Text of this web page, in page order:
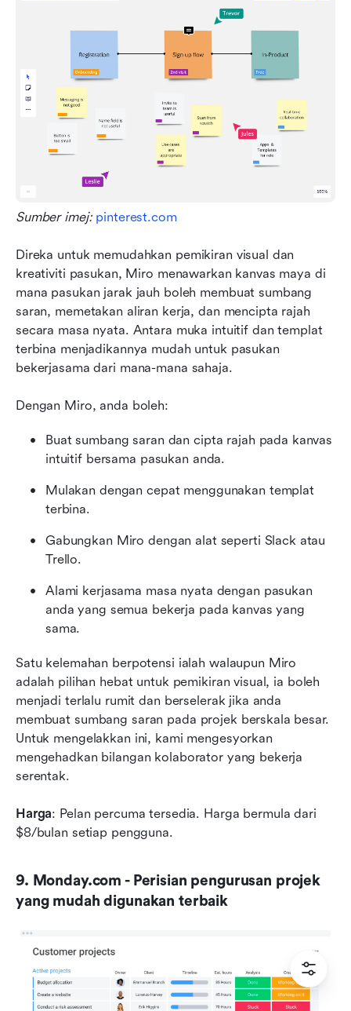
Sumber imej: pinterest.com
Direka untuk memudahkan pemikiran visual dan
kreativiti pasukan, Miro menawarkan kanvas maya di
mana pasukan jarak jauh boleh membuat sumbang
saran, memetakan aliran kerja, dan mencipta rajah
secara masa nyata. Antara muka intuitif dan templat
terbina menjadikannya mudah untuk pasukan
bekerjasama dari mana-mana sahaja.
Dengan Miro, anda boleh:
Buat sumbang saran dan cipta rajah pada kanvas
intuitif bersama pasukan anda.
Mulakan dengan cepat menggunakan templat
terbina.
Gabungkan Miro dengan alat seperti Slack atau
Trello.
Alami kerjasama masa nyata dengan pasukan
anda yang semua bekerja pada kanvas yang
sama.
Satu kelemahan berpotensi ialah walaupun Miro
adalah pilihan hebat untuk pemikiran visual, ia boleh
menjadi terlalu rumit dan berselerak jika anda
membuat sumbang saran pada projek berskala besar.
Untuk mengelakkan ini, kami mengesyorkan
mengehadkan bilangan kolaborator yang bekerja
serentak.
Harga: Pelan percuma tersedia. Harga bermula dari
$8/bulan setiap pengguna.
9. Monday.com - Perisian pengurusan projek
yang mudah digunakan terbaik